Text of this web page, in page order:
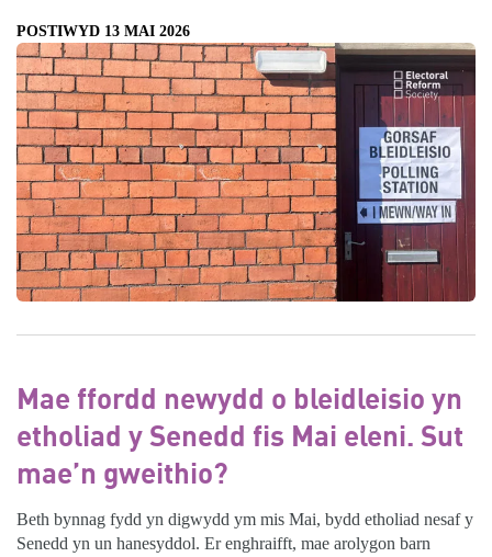
POSTIWYD 13 MAI 2026
Mae ffordd newydd o bleidleisio yn
etholiad y Senedd fis Mai eleni. Sut
mae’n gweithio?
Beth bynnag fydd yn digwydd ym mis Mai, bydd etholiad nesaf y
Senedd yn un hanesyddol. Er enghraifft, mae arolygon barn